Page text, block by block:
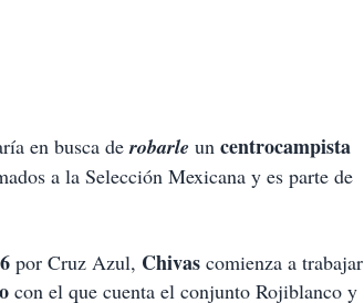
en busca derobarle un centrocampista
a la Selección Mexicana y es parte de
por Cruz Azul, Chivas comienza a trabajar
con el que cuenta el conjunto Rojiblanco y